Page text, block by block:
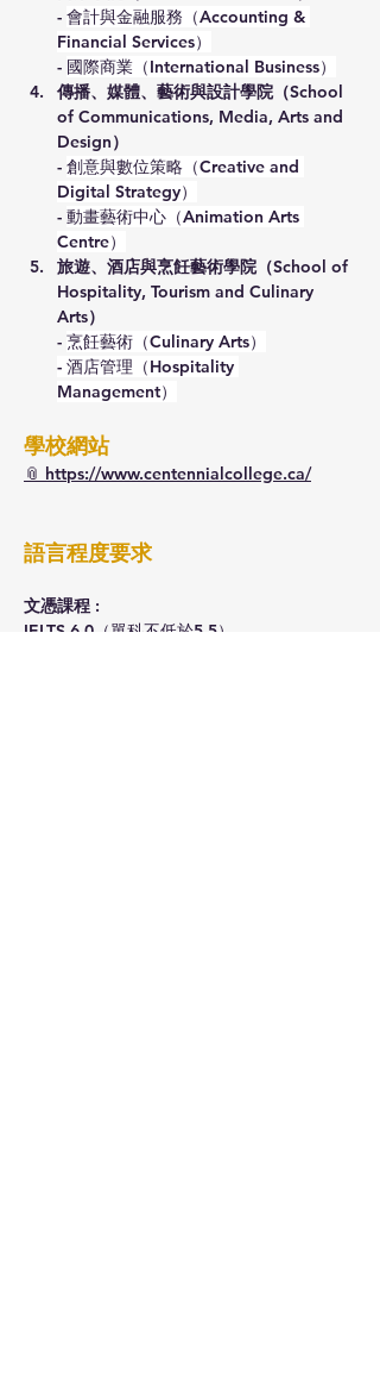
- 會計與金融服務（Accounting &
Financial Services）
- 國際商業（International Business）
傳播、媒體、藝術與設計學院（School
of Communications, Media, Arts and
Design）
- 創意與數位策略（Creative and
Digital Strategy）
- 動畫藝術中心（Animation Arts
Centre）
旅遊、酒店與烹飪藝術學院（School of
Hospitality, Tourism and Culinary
Arts）
- 烹飪藝術（Culinary Arts）
- 酒店管理（Hospitality
Management）
學校網站
📎 https://www.centennialcollege.ca/
語言程度要求
文憑課程 :
IELTS 6.0（單科不低於5.5）